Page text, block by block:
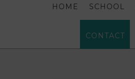
HOME SCHOOL
CONTACT